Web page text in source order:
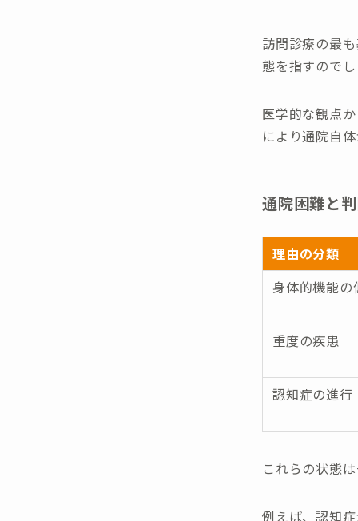
訪問診療の最
態を指すので
医学的な観点
により通院自
通院困難と
理由の分類
身体的機能の
重度の疾患
認知症の進行
これらの状態
例えば、認知